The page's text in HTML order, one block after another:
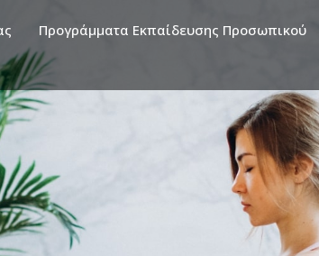
Προγράμματα Εκπαίδευσης Προσωπικού